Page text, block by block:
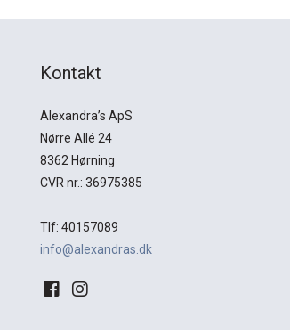
Kontakt
Alexandra’s ApS
Nørre Allé 24
8362 Hørning
CVR nr.: 36975385
Tlf: 40157089
info@alexandras.dk